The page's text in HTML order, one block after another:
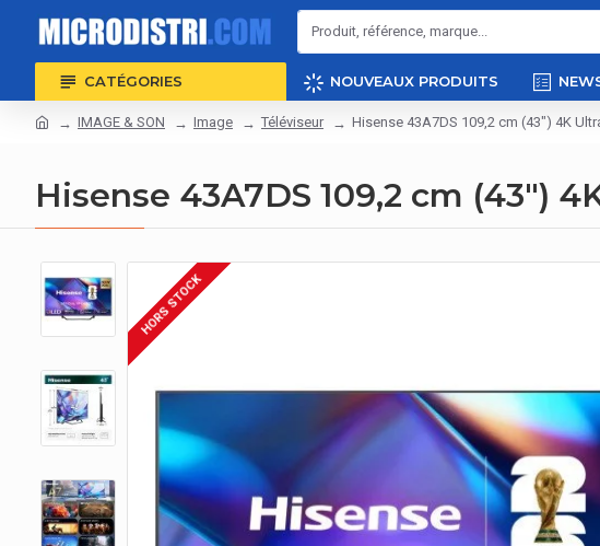
CATÉGORIES NOUVEAUX PRODUITS
IMAGE & SON Image Téléviseur Hisense 43A7DS 109,2 cm (43") 4K
Hisense 43A7DS 109,2 cm (43")
HORS STOCK